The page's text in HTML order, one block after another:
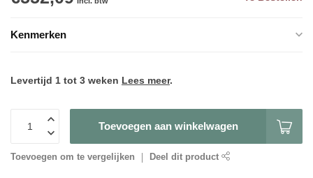
Kenmerken
Levertijd 1 tot 3 weken Lees meer.
Toevoegen aan winkelwagen
Toevoegen om te vergelijken Deel dit product